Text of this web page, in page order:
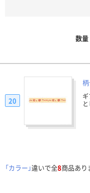
数量
20
「カラー」違いで全8商品あり